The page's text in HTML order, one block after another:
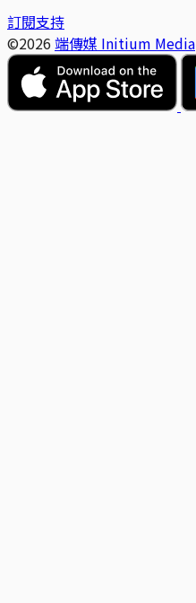
訂閱支持
©2026 端傳媒 Initium Media